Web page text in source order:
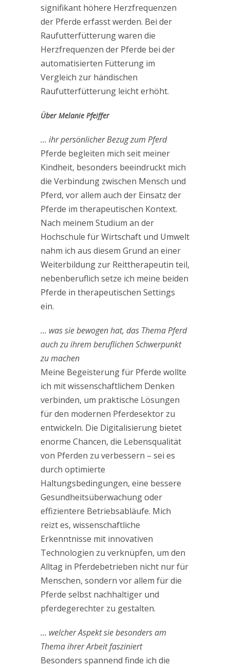
signifikant höhere Herzfrequenzen
der Pferde erfasst werden. Bei der
Raufutterfütterung waren die
Herzfrequenzen der Pferde bei der
automatisierten Fütterung im
Vergleich zur händischen
Raufutterfütterung leicht erhöht.
Über Melanie Pfeiffer
… ihr persönlicher Bezug zum Pferd
Pferde begleiten mich seit meiner
Kindheit, besonders beeindruckt mich
die Verbindung zwischen Mensch und
Pferd, vor allem auch der Einsatz der
Pferde im therapeutischen Kontext.
Nach meinem Studium an der
Hochschule für Wirtschaft und Umwelt
nahm ich aus diesem Grund an einer
Weiterbildung zur Reittherapeutin teil,
nebenberuflich setze ich meine beiden
Pferde in therapeutischen Settings
ein.
… was sie bewogen hat, das Thema Pferd
auch zu ihrem beruflichen Schwerpunkt
zu machen
Meine Begeisterung für Pferde wollte
ich mit wissenschaftlichem Denken
verbinden, um praktische Lösungen
für den modernen Pferdesektor zu
entwickeln. Die Digitalisierung bietet
enorme Chancen, die Lebensqualität
von Pferden zu verbessern – sei es
durch optimierte
Haltungsbedingungen, eine bessere
Gesundheitsüberwachung oder
effizientere Betriebsabläufe. Mich
reizt es, wissenschaftliche
Erkenntnisse mit innovativen
Technologien zu verknüpfen, um den
Alltag in Pferdebetrieben nicht nur für
Menschen, sondern vor allem für die
Pferde selbst nachhaltiger und
pferdegerechter zu gestalten.
… welcher Aspekt sie besonders am
Thema ihrer Arbeit fasziniert
Besonders spannend finde ich die